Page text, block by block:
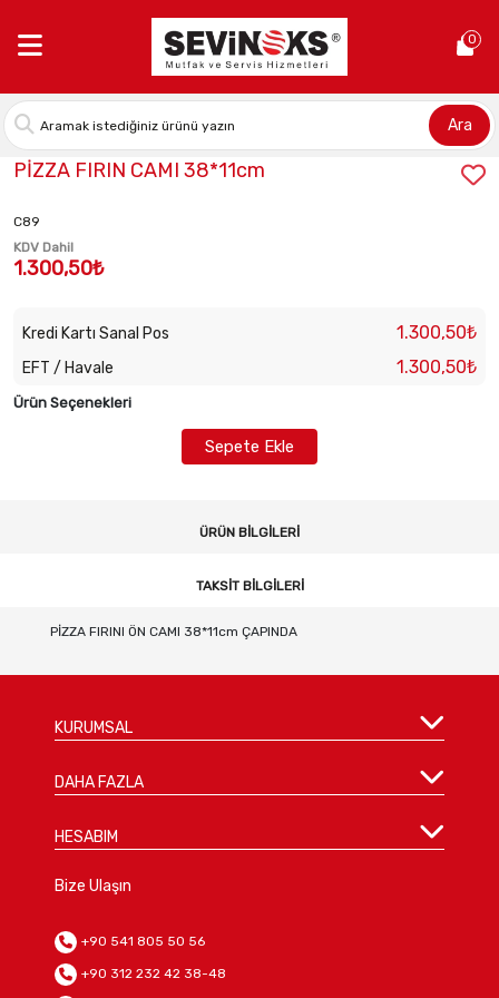
0
Ara
Stok Kodu:7071727810
PİZZA FIRIN CAMI 38*11cm
C89
KDV Dahil
1.300,50₺
Kredi Kartı Sanal Pos 1.300,50₺
EFT / Havale 1.300,50₺
Ürün Seçenekleri
Sepete Ekle
ÜRÜN BILGILERI
TAKSIT BILGILERI
PİZZA FIRINI ÖN CAMI 38*11cm ÇAPINDA
KURUMSAL
DAHA FAZLA
HESABIM
Bize Ulaşın
+90 541 805 50 56
+90 312 232 42 38-48